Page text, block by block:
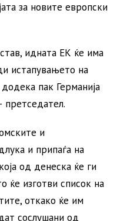
за новите европски
идната ЕК ќе има
истапувањето на
пак Германија
претседател.
и
и припаѓа на
од денеска ќе ги
ќе изготви список на
откако ќе им
сослушани од